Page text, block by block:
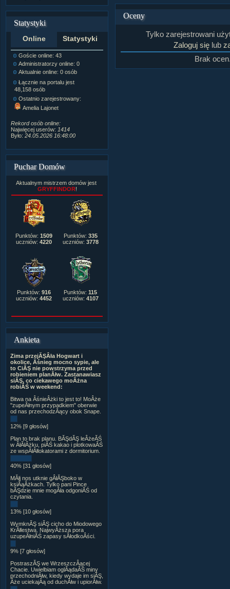
Statystyki
Online Statystyki
Goście online: 43
Administratorzy online: 0
Aktualnie online: 0 osób
Łącznie na portalu jest
48,158 osób
Ostatnio zarejestrowany:
Amelia Lajonet
Rekord osób online:
Najwięcej userów: 1414
Było: 24.05.2026 16:48:00
Puchar Domów
Aktualnym mistrzem domów jest
GRYFFINDOR!
Punktów: 1509
uczniów: 4220
Punktów: 335
uczniów: 3778
Punktów: 916
uczniów: 4452
Punktów: 115
uczniów: 4107
Ankieta
Zima przejĂŞÂła Hogwart i
okolice, Âśnieg mocno sypie, ale
to CiĂŞ nie powstrzyma przed
robieniem planĂłw. Zastanawiasz
siĂŞ, co ciekawego moÂżna
robiĂŚ w weekend:
Bitwa na ÂśnieÂżki to jest to! MoÂże
"zupeÂłnym przypadkiem" oberwie
od nas przechodzÂący obok Snape.
12% [9 głosów]
Plan to brak planu. BĂŞdĂŞ leÂżeĂŚ
w ÂłĂłÂżku, piĂŚ kakao i plotkowaĂŚ
ze wspĂłÂłlokatorami z dormitorium.
40% [31 głosów]
MĂłj nos utknie gÂłĂŞboko w
ksiÂąÂżkach. Tylko pani Pince
bĂŞdzie mnie mogÂła odgoniĂŚ od
czytania.
13% [10 głosów]
WymknĂŞ siĂŞ cicho do Miodowego
KrĂłlestwa. NajwyÂższa pora
uzupeÂłniĂŚ zapasy sÂłodkoÂści.
9% [7 głosów]
PostraszĂŞ we WrzeszczÂącej
Chacie. Uwielbiam oglÂądaĂŚ miny
przechodniĂłw, kiedy wydaje im siĂŞ,
Âże uciekajÂą od duchĂłw i upiorĂłw.
Oceny
Tylko zarejestrowani
Zaloguj się lub
Brak